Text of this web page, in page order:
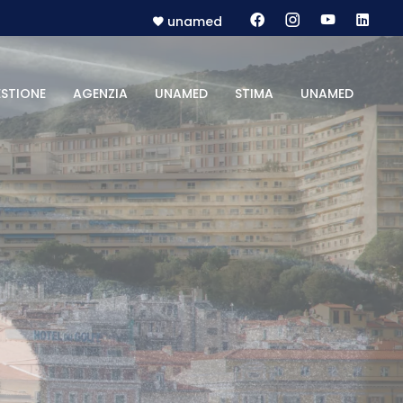
unamed
AGENZIA UNAMED STIMA UNAMED